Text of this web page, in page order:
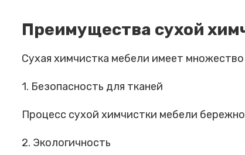
Преимущества сухой
Сухая химчистка мебели имеет
1. Безопасность для тканей
Процесс сухой химчистки мебели
2. Экологичность